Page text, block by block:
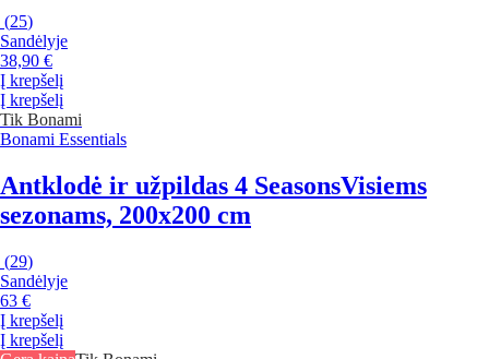
(25)
Sandėlyje
38,90 €
Į krepšelį
Į krepšelį
Tik Bonami
Bonami Essentials
Antklodė ir užpildas 4 SeasonsVisiems
sezonams, 200x200 cm
(29)
Sandėlyje
63 €
Į krepšelį
Į krepšelį